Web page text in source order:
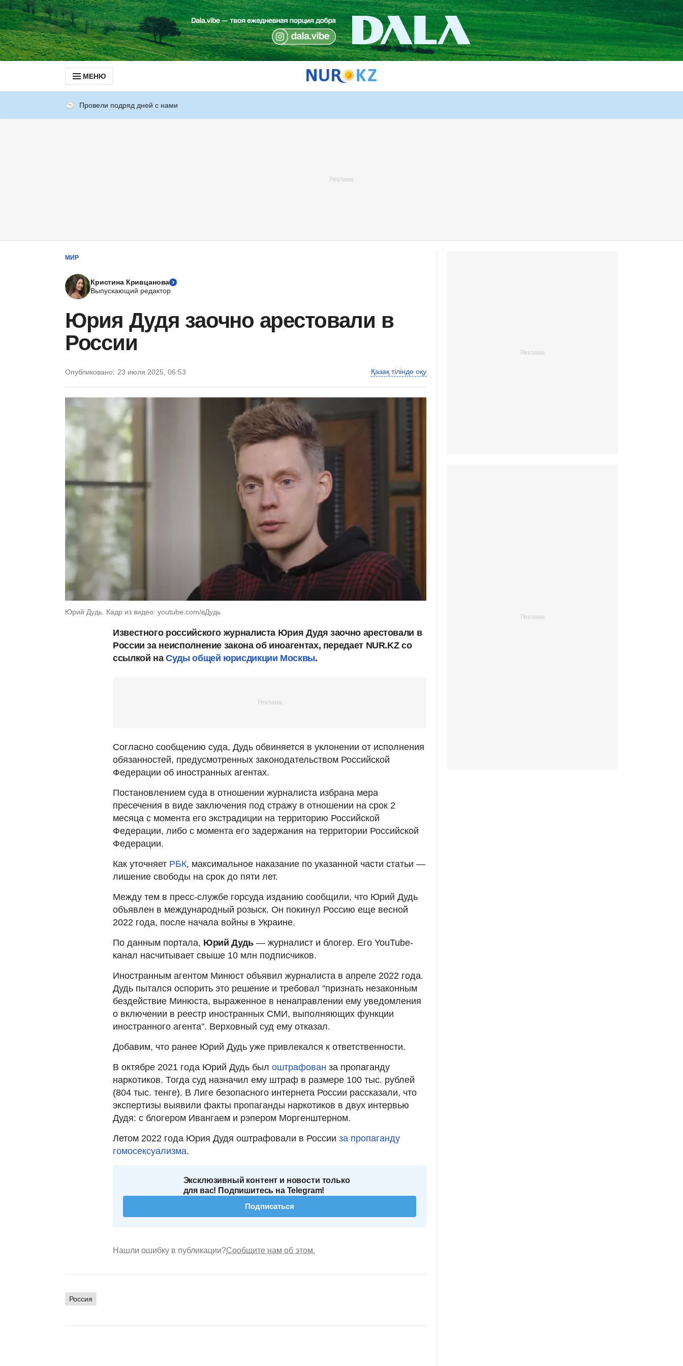
МЕНЮ
Провели подряд дней с нами
МИР
Кристина Кривцанова
Выпускающий редактор
Юрия Дудя заочно арестовали в
России
Опубликовано: 23 июля 2025, 06:53 Қазақ тілінде оқу
Юрий Дудь. Кадр из видео: youtube.com/вДудь
Известного российского журналиста Юрия Дудя заочно арестовали в
России за неисполнение закона об иноагентах, передает NUR.KZ со
ссылкой наСуды общей юрисдикции Москвы.
Согласно сообщению суда, Дудь обвиняется в уклонении от исполнения
обязанностей, предусмотренных законодательством Российской
Федерации об иностранных агентах.
Постановлением суда в отношении журналиста избрана мера
пресечения в виде заключения под стражу в отношении на срок 2
месяца с момента его экстрадиции на территорию Российской
Федерации, либо с момента его задержания на территории Российской
Федерации.
Как уточняет РБК, максимальное наказание по указанной части статьи —
лишение свободы на срок до пяти лет.
Между тем в пресс-службе горсуда изданию сообщили, что Юрий Дудь
объявлен в международный розыск. Он покинул Россию еще весной
2022 года, после начала войны в Украине.
По данным портала, Юрий Дудь— журналист и блогер. Его YouTube-
канал насчитывает свыше 10 млн подписчиков.
Иностранным агентом Минюст объявил журналиста в апреле 2022 года.
Дудь пытался оспорить это решение и требовал "признать незаконным
бездействие Минюста, выраженное в ненаправлении ему уведомления
о включении в реестр иностранных СМИ, выполняющих функции
иностранного агента". Верховный суд ему отказал.
Добавим, что ранее Юрий Дудь уже привлекался к ответственности.
В октябре 2021 года Юрий Дудь был оштрафован за пропаганду
наркотиков. Тогда суд назначил ему штраф в размере 100 тыс. рублей
(804 тыс. тенге). В Лиге безопасного интернета России рассказали, что
экспертизы выявили факты пропаганды наркотиков в двух интервью
Дудя: с блогером Ивангаем и рэпером Моргенштерном.
Летом 2022 года Юрия Дудя оштрафовали в России за пропаганду
гомосексуализма.
Эксклюзивный контент и новости только
для вас! Подпишитесь на Telegram!
Подписаться
Нашли ошибку в публикации?Сообщите нам об этом.
Россия